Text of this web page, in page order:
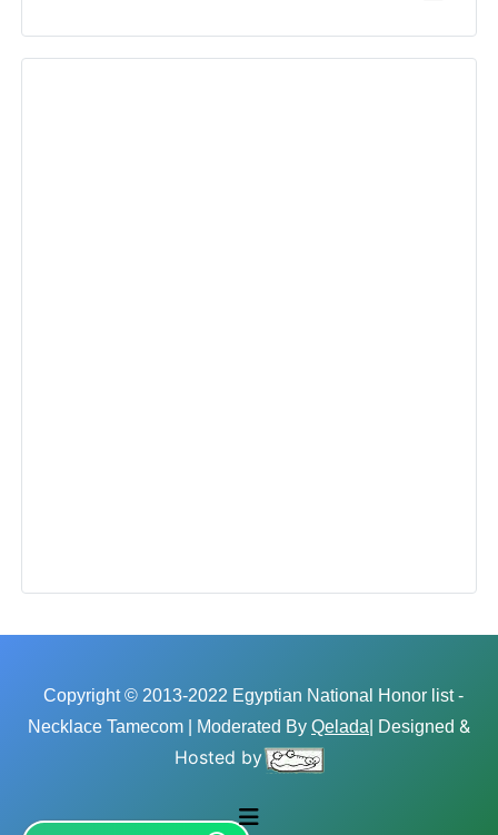
Copyright © 2013-2022 Egyptian National Honor list -
Necklace Tamecom | Moderated By Qelada | Designed &
Hosted by